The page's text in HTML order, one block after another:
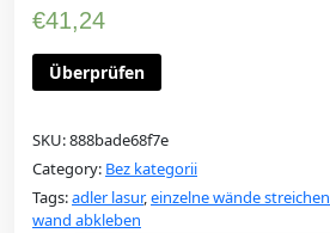
€41,24
Überprüfen
SKU:888bade68f7e
Category: Bez kategorii
Tags:adler lasur,einzelne wände streichen
wand abkleben